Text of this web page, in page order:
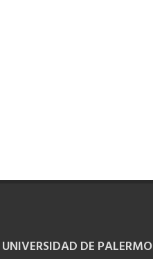
UNIVERSIDAD DE PALERMO